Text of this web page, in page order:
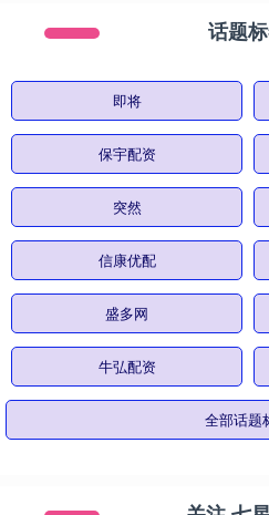
话题
即将
保宇配资
突然
信康优配
盛多网
牛弘配资
全部话题